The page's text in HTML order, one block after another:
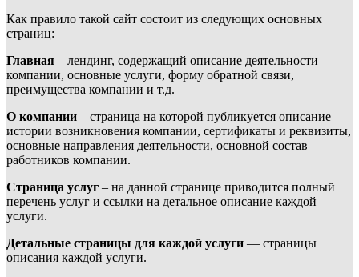
Как правило такой сайт состоит из следующих основных
страниц:
Главная – лендинг, содержащий описание деятельности
компании, основные услуги, форму обратной связи,
преимущества компании и т.д.
О компании – страница на которой публикуется описание
истории возникновения компании, сертификаты и реквизиты,
основные направления деятельности, основной состав
работников компании.
Страница услуг – на данной странице приводится полный
перечень услуг и ссылки на детальное описание каждой
услуги.
Детальные страницы для каждой услуги — страницы
описания каждой услуги.